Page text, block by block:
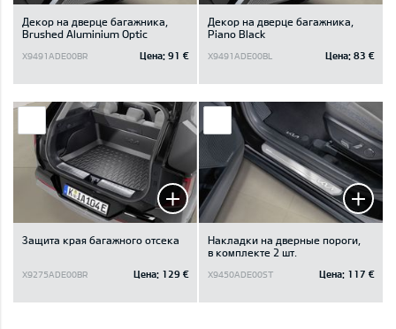
Декор на дверце багажника,
Brushed Aluminium Optic
X9491ADE00BR Цена: 91 €
Декор на дверце багажника,
Piano Black
X9491ADE00BL Цена: 83 €
Защита края багажного отсека
X9275ADE00BR Цена: 129 €
Накладки на дверные пороги,
в комплекте 2 шт.
X9450ADE00ST Цена: 117 €